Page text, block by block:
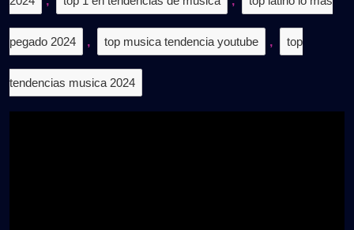
pegado 2024 , top musica tendencia youtube , top
tendencias musica 2024